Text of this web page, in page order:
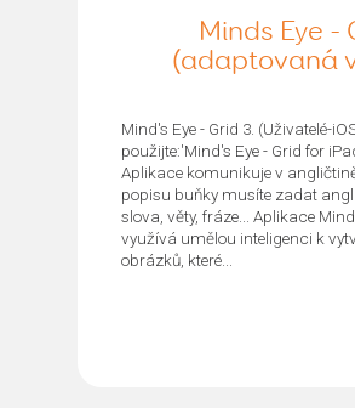
Minds Eye -
(adaptovaná
Mind's Eye - Grid 3. (Uživatelé-
použijte:'Mind's Eye - Grid for
Aplikace komunikuje v
popisu buňky musíte zadat
slova, věty, fráze... Aplikace
využívá umělou inteligenci k
obrázků, které...